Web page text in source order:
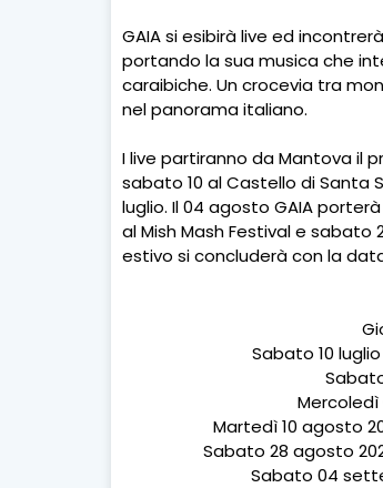
GAIA si esibirà live ed
portando la sua musica che
caraibiche. Un crocevia tra
nel panorama italiano.
I live partiranno da Mantova il
sabato 10 al Castello di Santa
luglio. Il 04 agosto GAIA
al Mish Mash Festival e sabato
estivo si concluderà con la
Sabato 10
Mercoledì
Martedì 10 agosto
Sabato 28 agosto
Sabato 04